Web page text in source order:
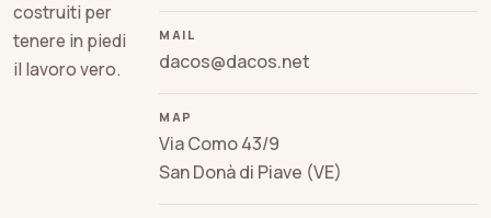
costruiti per
tenere in piedi
il lavoro vero.
MAIL
dacos@dacos.net
MAP
Via Como 43/9
San Donà di Piave (VE)